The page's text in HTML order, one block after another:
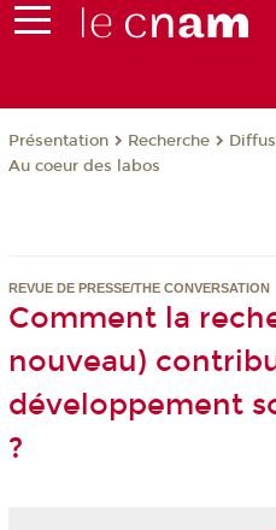
Présentation Recherche
Au coeur des labos
REVUE DE PRESSE/THE CONVERSATION
Comment la
nouveau)
développement
?